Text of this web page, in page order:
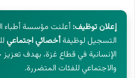
إعلان توظيف: أعلنت مؤسسة أطباء
التسجيل لوظيفةأخصائي اجتماعي
الإنسانية في قطاع غزة، بهدف
والاجتماعي للفئات المتضررة.